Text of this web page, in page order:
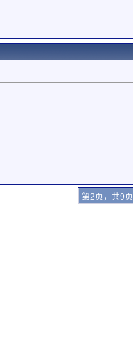
第2页，共9页